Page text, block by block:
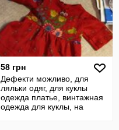
58 грн
Дефекти можливо, для
ляльки одяг, для куклы
одежда платье, винтажная
одежда для куклы, на